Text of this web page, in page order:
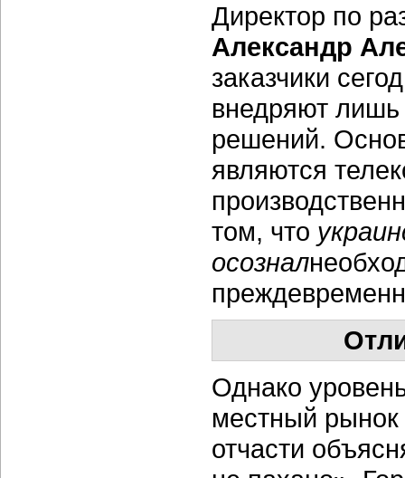
Директор по
Александр
заказчики
внедряют
решений.
являются
том, что
осознал
Однако
местный рынок
отчасти